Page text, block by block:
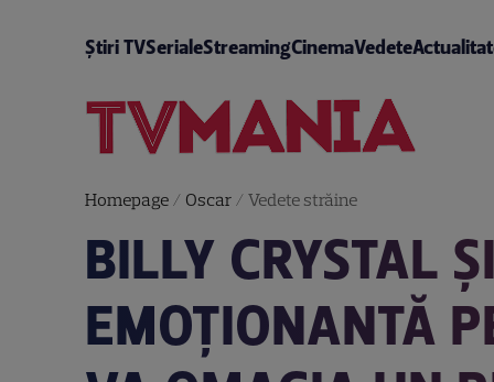
Știri TVSerialeStreamingCinemaVedete
Homepage/ Oscar/ Vedete străine
BILLY CRYSTAL
EMOȚIONANTĂ